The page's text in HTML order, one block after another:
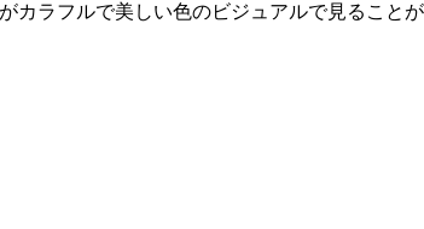
カラフルで美しい色のビジュアルで見ること